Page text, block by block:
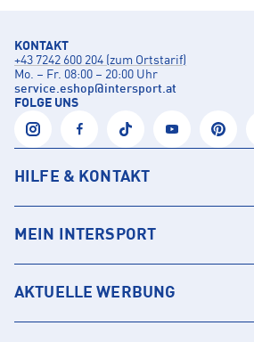
KONTAKT
+43 7242 600 204 (zum Ortstarif)
Mo. – Fr. 08:00 – 20:00 Uhr
service.eshop@intersport.at
FOLGE UNS
HILFE & KONTAKT
MEIN INTERSPORT
AKTUELLE WERBUNG